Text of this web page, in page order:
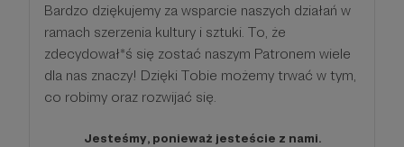
Bardzo dziękujemy za wsparcie naszych działań w
ramach szerzenia kultury i sztuki. To, że
zdecydował*ś się zostać naszym Patronem wiele
dla nas znaczy! Dzięki Tobie możemy trwać w tym,
co robimy oraz rozwijać się.
Jesteśmy, ponieważ jesteście z nami.